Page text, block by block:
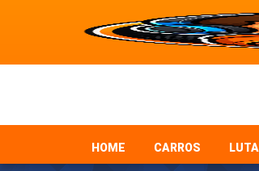
HOME CARROS LUTA